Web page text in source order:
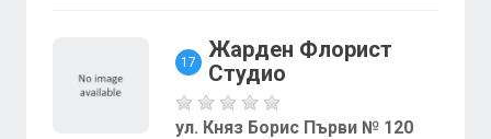
17
Жарден Флорист
Студио
ул. Княз Борис Първи № 120